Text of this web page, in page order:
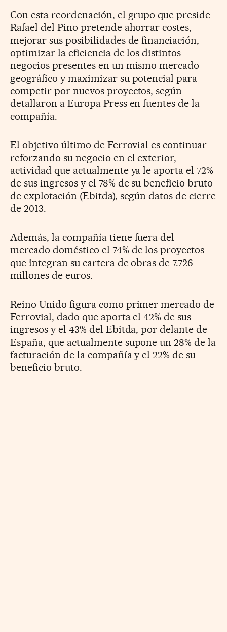
Con esta reordenación, el grupo que preside
Rafael del Pino pretende ahorrar costes,
mejorar sus posibilidades de financiación,
optimizar la eficiencia de los distintos
negocios presentes en un mismo mercado
geográfico y maximizar su potencial para
competir por nuevos proyectos, según
detallaron a Europa Press en fuentes de la
compañía.
El objetivo último de Ferrovial es continuar
reforzando su negocio en el exterior,
actividad que actualmente ya le aporta el 72%
de sus ingresos y el 78% de su beneficio bruto
de explotación (Ebitda), según datos de cierre
de 2013.
Además, la compañía tiene fuera del
mercado doméstico el 74% de los proyectos
que integran su cartera de obras de 7.726
millones de euros.
Reino Unido figura como primer mercado de
Ferrovial, dado que aporta el 42% de sus
ingresos y el 43% del Ebitda, por delante de
España, que actualmente supone un 28% de la
facturación de la compañía y el 22% de su
beneficio bruto.